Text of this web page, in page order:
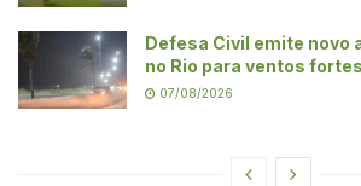
Defesa Civil emite novo
no Rio para ventos fortes
07/08/2026